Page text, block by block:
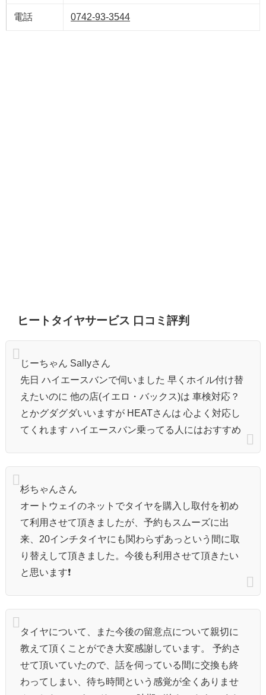
電話 0742-93-3544
ヒートタイヤサービス 口コミ評判
じーちゃん Sallyさん
先日 ハイエースバンで伺いました 早くホイル付け替
えたいのに 他の店(イエロ・バックス)は 車検対応？
とかグダグダいいますが HEATさんは 心よく対応し
てくれます ハイエースバン乗ってる人にはおすすめ
杉ちゃんさん
オートウェイのネットでタイヤを購入し取付を初め
て利用させて頂きましたが、予約もスムーズに出
来、20インチタイヤにも関わらずあっという間に取
り替えして頂きました。今後も利用させて頂きたい
と思います❗️
タイヤについて、また今後の留意点について親切に
教えて頂くことができ大変感謝しています。 予約さ
せて頂いていたので、話を伺っている間に交換も終
わってしまい、待ち時間という感覚が全くありませ